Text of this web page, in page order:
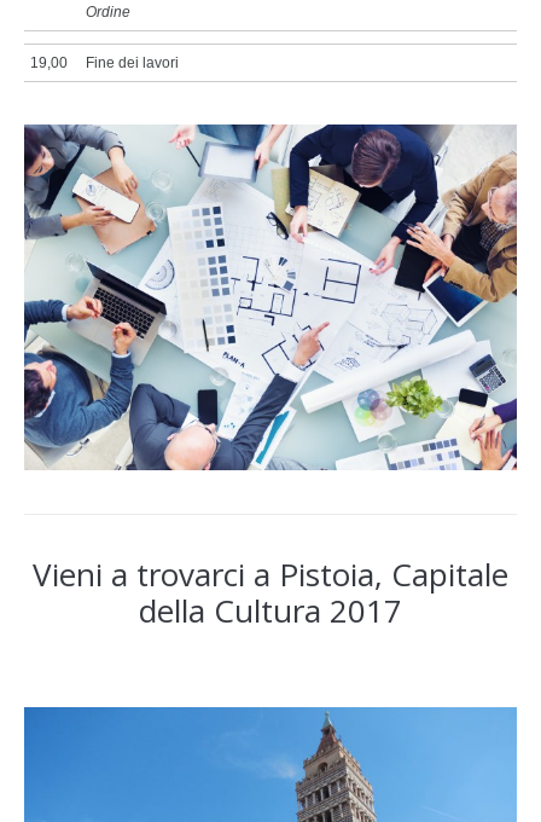
Ordine
19,00 Fine dei lavori
Vieni a trovarci a Pistoia, Capitale
della Cultura 2017